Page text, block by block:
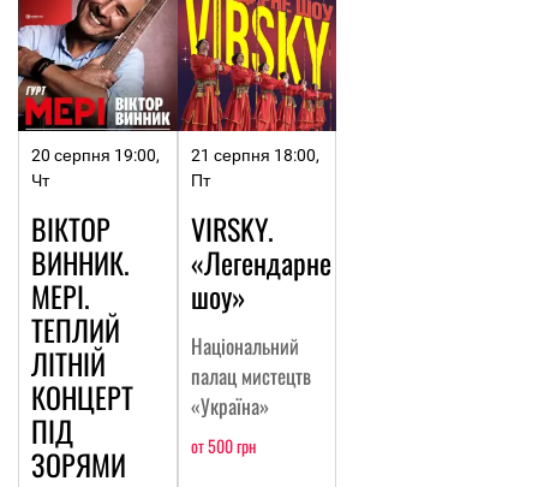
20 серпня 19:00,
Чт
ВІКТОР
ВИННИК.
МЕРІ.
ТЕПЛИЙ
ЛІТНІЙ
КОНЦЕРТ
ПІД
ЗОРЯМИ
21 серпня 18:00,
Пт
VIRSKY.
«Легендарне
шоу»
Національний
палац мистецтв
«Україна»
от 500 грн